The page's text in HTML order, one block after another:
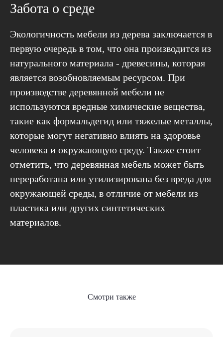
Забота о среде
Экологичность мебели из дерева заключается в
первую очередь в том, что она производится из
натурального материала - древесины, которая
является возобновляемым ресурсом. При
производстве деревянной мебели не
используются вредные химические вещества,
такие как формальдегид или тяжелые металлы,
которые могут негативно влиять на здоровье
человека и окружающую среду. Также стоит
отметить, что деревянная мебель может быть
переработана или утилизирована без вреда для
окружающей среды, в отличие от мебели из
пластика или других синтетических
материалов.
Смотри также